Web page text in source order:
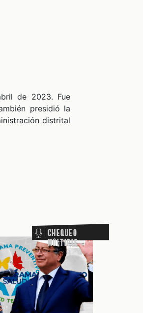
de 2023. Fue
presidió la
distrital
Chequeo
Múltiple